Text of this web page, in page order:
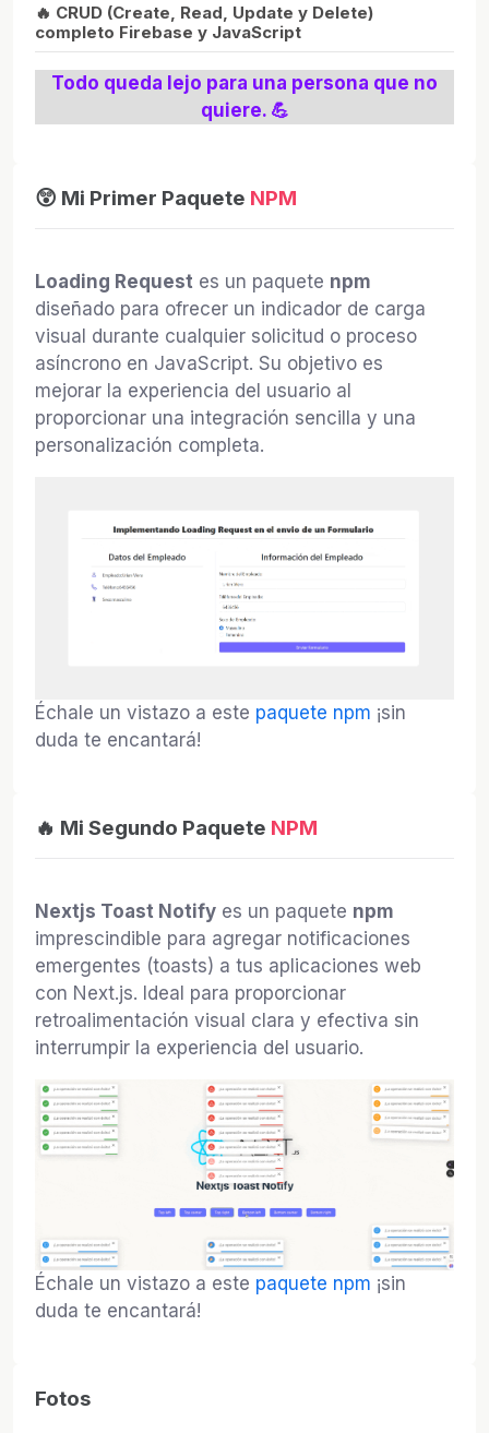
🔥 CRUD (Create, Read, Update y Delete)
completo Firebase y JavaScript
Todo queda lejo para una persona que no
quiere. 💪
😲 Mi Primer Paquete NPM
Loading Request es un paquete npm
diseñado para ofrecer un indicador de carga
visual durante cualquier solicitud o proceso
asíncrono en JavaScript. Su objetivo es
mejorar la experiencia del usuario al
proporcionar una integración sencilla y una
personalización completa.
Échale un vistazo a este paquete npm ¡sin
duda te encantará!
🔥 Mi Segundo Paquete NPM
Nextjs Toast Notify es un paquete npm
imprescindible para agregar notificaciones
emergentes (toasts) a tus aplicaciones web
con Next.js. Ideal para proporcionar
retroalimentación visual clara y efectiva sin
interrumpir la experiencia del usuario.
Échale un vistazo a este paquete npm ¡sin
duda te encantará!
Fotos